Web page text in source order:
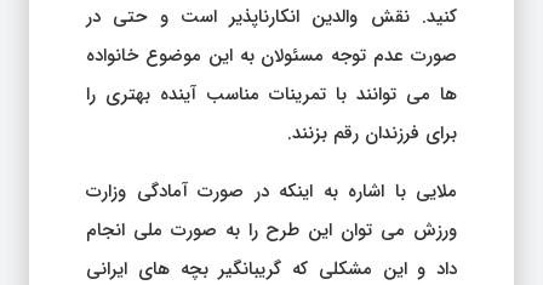
کنید. نقش والدین انکارناپذیر است و حتی در
صورت عدم توجه مسئولان به این موضوع خانواده
ها می توانند با تمرینات مناسب آینده بهتری را
برای فرزندان رقم بزنند.
ملایی با اشاره به اینکه در صورت آمادگی وزارت
ورزش می توان این طرح را به صورت ملی انجام
داد و این مشکلی که گریبانگیر بچه های ایرانی